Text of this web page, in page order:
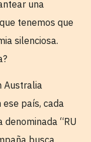
una
tenemos que
silenciosa.
Australia
país, cada
“RU